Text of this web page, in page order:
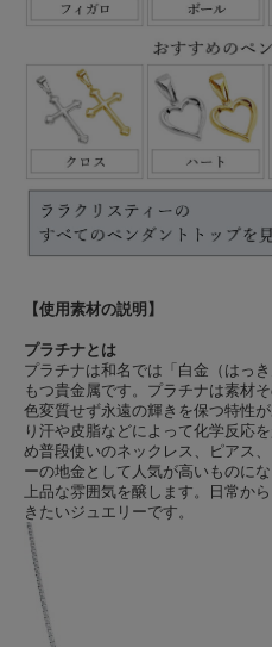
【使用素材の説明】
プラチナとは
プラチナは和名では「白金（はっ
もつ貴金属です。プラチナは素材
色変質せず永遠の輝きを保つ特性
り汗や皮脂などによって化学反応
め普段使いのネックレス、ピアス
ーの地金として人気が高いものに
上品な雰囲気を醸します。日常か
きたいジュエリーです。